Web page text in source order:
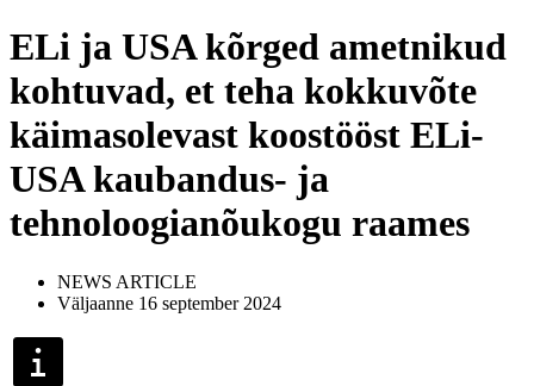
ELi ja USA kõrged ametnikud
kohtuvad, et teha kokkuvõte
käimasolevast koostööst ELi-
USA kaubandus- ja
tehnoloogianõukogu raames
NEWS ARTICLE
Väljaanne 16 september 2024